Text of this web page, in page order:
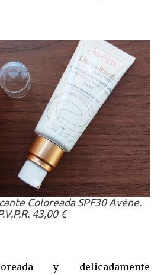
Coloreada SPF30 Avène.
43,00 €
y delicadamente